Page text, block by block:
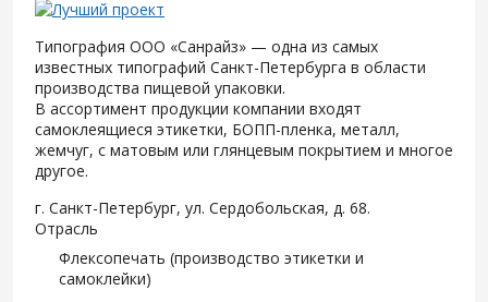
Типография ООО «Санрайз» — одна из самых
известных типографий Санкт-Петербурга в области
производства пищевой упаковки.
В ассортимент продукции компании входят
самоклеящиеся этикетки, БОПП-пленка, металл,
жемчуг, с матовым или глянцевым покрытием и многое
другое.
г. Санкт-Петербург, ул. Сердобольская, д. 68.
Отрасль
Флексопечать (производство этикетки и
самоклейки)